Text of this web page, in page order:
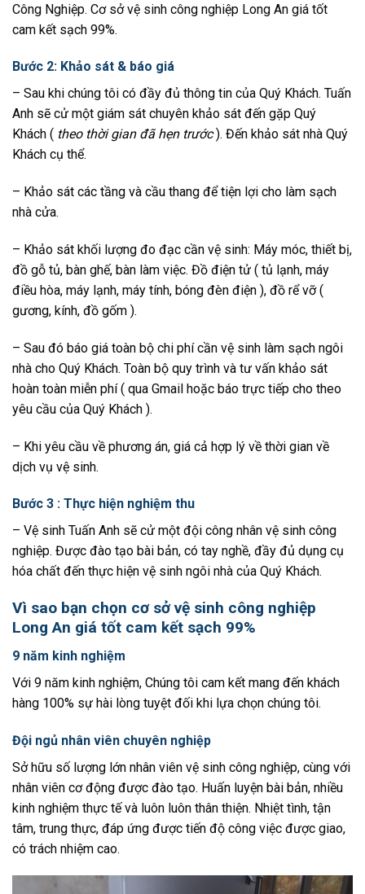
Công Nghiệp. Cơ sởvệ sinh công nghiệp Long An giá tốt
cam kết sạch 99%.
Bước 2: Khảo sát & báo giá
– Sau khi chúng tôi có đầy đủ thông tin của Quý Khách. Tuấn
Anh sẽ cử một giám sát chuyên khảo sát đến gặp Quý
Khách ( theo thời gian đã hẹn trước). Đến khảo sát nhà Quý
Khách cụ thể.
– Khảo sát các tầng và cầu thang để tiện lợi cho làm sạch
nhà cửa.
– Khảo sát khối lượng đo đạc cần vệ sinh: Máy móc, thiết bị,
đồ gỗ tủ, bàn ghế, bàn làm việc. Đồ điện tử ( tủ lạnh, máy
điều hòa, máy lạnh, máy tính, bóng đèn điện ), đồ rể vỡ (
gương, kính, đồ gốm ).
– Sau đó báo giá toàn bộ chi phí cần vệ sinh làm sạch ngôi
nhà cho Quý Khách. Toàn bộ quy trình và tư vấn khảo sát
hoàn toàn miễn phí ( qua Gmail hoặc báo trực tiếp cho theo
yêu cầu của Quý Khách ).
– Khi yêu cầu về phương án, giá cả hợp lý về thời gian về
dịch vụ vệ sinh.
Bước 3 : Thực hiện nghiệm thu
– Vệ sinh Tuấn Anh sẽ cử một đội công nhân vệ sinh công
nghiệp. Được đào tạo bài bản, có tay nghề, đầy đủ dụng cụ
hóa chất đến thực hiện vệ sinh ngôi nhà của Quý Khách.
Vì sao bạn chọn cơ sở vệ sinh công nghiệp
Long An giá tốt cam kết sạch 99%
9 năm kinh nghiệm
Với 9 năm kinh nghiệm, Chúng tôi cam kết mang đến khách
hàng 100% sự hài lòng tuyệt đối khi lựa chọn chúng tôi.
Đội ngủ nhân viên chuyên nghiệp
Sở hữu số lượng lớn nhân viên vệ sinh công nghiệp, cùng với
nhân viên cơ động được đào tạo. Huấn luyện bài bản, nhiều
kinh nghiệm thực tế và luôn luôn thân thiện. Nhiệt tình, tận
tâm, trung thực, đáp ứng được tiến độ công việc được giao,
có trách nhiệm cao.